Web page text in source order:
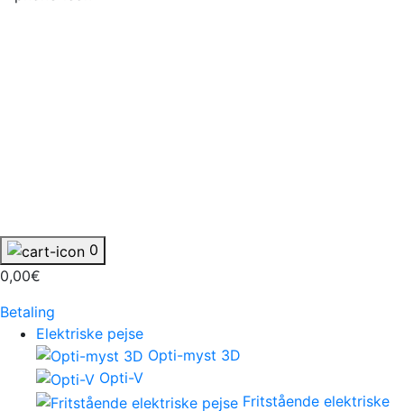
0
0,00€
Betaling
Elektriske pejse
Opti-myst 3D
Opti-V
Fritstående elektriske